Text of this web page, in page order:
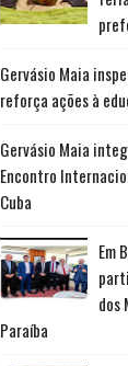
Gervásio Maia
reforça ações à
Gervásio Maia
Encontro
Cuba
Em
dos
Paraíba